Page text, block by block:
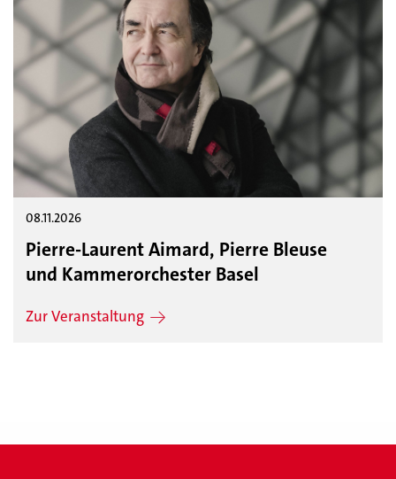
08.11.2026
Pierre-Laurent Aimard, Pierre Bleuse
und Kammerorchester Basel
Zur Veranstaltung